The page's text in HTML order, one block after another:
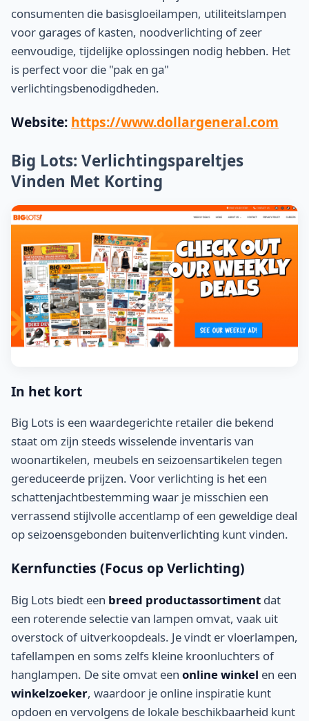
consumenten die basisgloeilampen, utiliteitslampen
voor garages of kasten, noodverlichting of zeer
eenvoudige, tijdelijke oplossingen nodig hebben. Het
is perfect voor die "pak en ga"
verlichtingsbenodigdheden.
Website: https://www.dollargeneral.com
Big Lots: Verlichtingspareltjes
Vinden Met Korting
In het kort
Big Lots is een waardegerichte retailer die bekend
staat om zijn steeds wisselende inventaris van
woonartikelen, meubels en seizoensartikelen tegen
gereduceerde prijzen. Voor verlichting is het een
schattenjachtbestemming waar je misschien een
verrassend stijlvolle accentlamp of een geweldige deal
op seizoensgebonden buitenverlichting kunt vinden.
Kernfuncties (Focus op Verlichting)
Big Lots biedt een breed productassortiment dat
een roterende selectie van lampen omvat, vaak uit
overstock of uitverkoopdeals. Je vindt er vloerlampen,
tafellampen en soms zelfs kleine kroonluchters of
hanglampen. De site omvat een online winkel en een
winkelzoeker, waardoor je online inspiratie kunt
opdoen en vervolgens de lokale beschikbaarheid kunt